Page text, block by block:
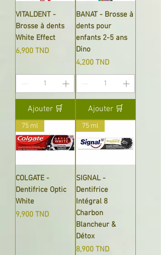
VITALDENT -
Brosse à dents
White Effect
Prix
6,900 TND
Ajouter 🛒
BANAT - Brosse à
dents pour
enfants 2-5 ans
Dino
Prix
4,200 TND
Ajouter 🛒
75 ml
COLGATE -
Dentifrice Optic
White
Prix
9,900 TND
75 ml
SIGNAL -
Dentifrice
Intégral 8
Charbon
Blancheur &
Détox
Prix
8,900 TND